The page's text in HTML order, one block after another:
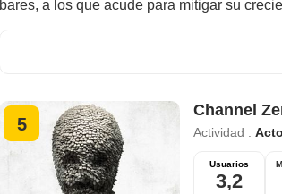
bares, a los que acude para mitigar su
5
Channel
Actividad :
Usuarios
3,2